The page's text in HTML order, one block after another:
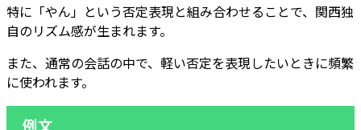
特に「やん」という否定表現と組み合わせることで、関西独
自のリズム感が生まれます。
また、通常の会話の中で、軽い否定を表現したいときに頻繁
に使われます。
例文